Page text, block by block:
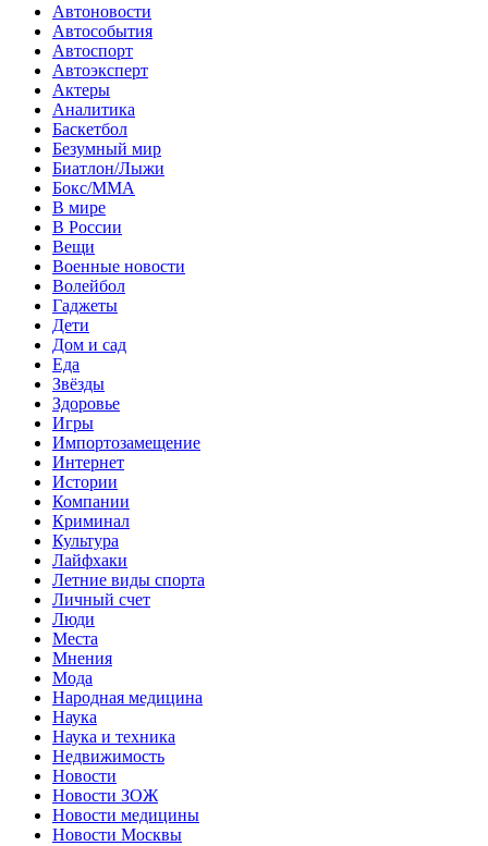
Автоновости
Автособытия
Автоспорт
Автоэксперт
Актеры
Аналитика
Баскетбол
Безумный мир
Биатлон/Лыжи
Бокс/MMA
В мире
В России
Вещи
Военные новости
Волейбол
Гаджеты
Дети
Дом и сад
Еда
Звёзды
Здоровье
Игры
Импортозамещение
Интернет
Истории
Компании
Криминал
Культура
Лайфхаки
Летние виды спорта
Личный счет
Люди
Места
Мнения
Мода
Народная медицина
Наука
Наука и техника
Недвижимость
Новости
Новости ЗОЖ
Новости медицины
Новости Москвы